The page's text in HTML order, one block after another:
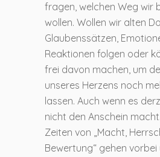
fragen, welchen Weg wir
wollen. Wollen wir alten
Glaubenssätzen,
Reaktionen folgen oder
frei davon machen, um
unseres Herzens noch
lassen. Auch wenn es
nicht den Anschein
Zeiten von „Macht,
Bewertung“ gehen